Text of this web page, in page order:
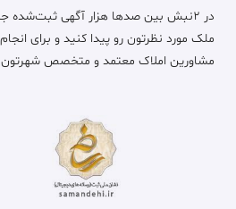
در ۲نبش بین صدها هزار آگهی
ملک مورد نظرتون رو پیدا کنید و برای
مشاورین املاک معتمد و متخصص شهرتون